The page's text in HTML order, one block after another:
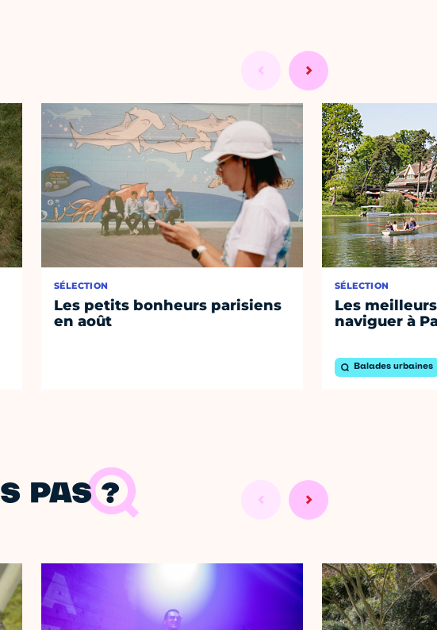
SÉLECTION
Les petits bonheurs parisiens
en août
SÉLECTION
Les
naviguer à
Balades urbaines
PAS ?